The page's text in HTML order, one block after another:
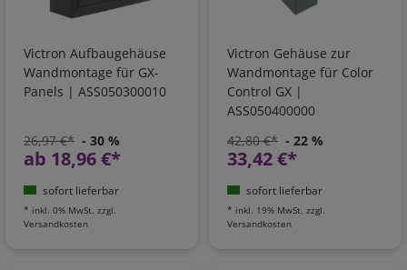
Victron Aufbaugehäuse
Wandmontage für GX-
Panels | ASS050300010
26,97 €* - 30 %
ab 18,96 €*
sofort lieferbar
* inkl. 0% MwSt. zzgl.
Versandkosten
Victron Gehäuse zur
Wandmontage für Color
Control GX |
ASS050400000
42,80 €* - 22 %
33,42 €*
sofort lieferbar
* inkl. 19% MwSt. zzgl.
Versandkosten